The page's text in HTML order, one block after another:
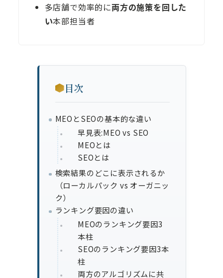
多店舗で効率的に両方の施策を回した
い本部担当者
目次
MEOとSEOの基本的な違い
早見表:MEO vs SEO
MEOとは
SEOとは
検索結果のどこに表示されるか
（ローカルパック vs オーガニッ
ク）
ランキング要因の違い
MEOのランキング要因3
本柱
SEOのランキング要因3本
柱
両方のアルゴリズムに共